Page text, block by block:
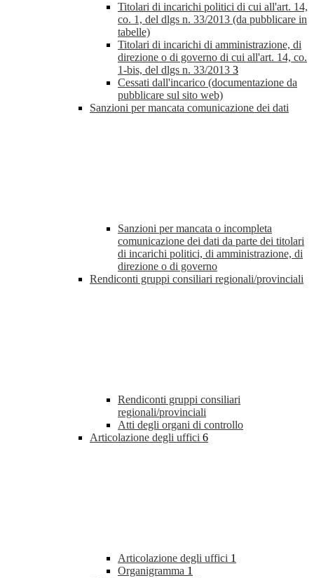
Titolari di incarichi politici di cui all'art. 14,
co. 1, del dlgs n. 33/2013 (da pubblicare in
tabelle)
Titolari di incarichi di amministrazione, di
direzione o di governo di cui all'art. 14, co.
1-bis, del dlgs n. 33/2013 3
Cessati dall'incarico (documentazione da
pubblicare sul sito web)
Sanzioni per mancata comunicazione dei dati
Sanzioni per mancata o incompleta
comunicazione dei dati da parte dei titolari
di incarichi politici, di amministrazione, di
direzione o di governo
Rendiconti gruppi consiliari regionali/provinciali
Rendiconti gruppi consiliari
regionali/provinciali
Atti degli organi di controllo
Articolazione degli uffici 6
Articolazione degli uffici 1
Organigramma 1